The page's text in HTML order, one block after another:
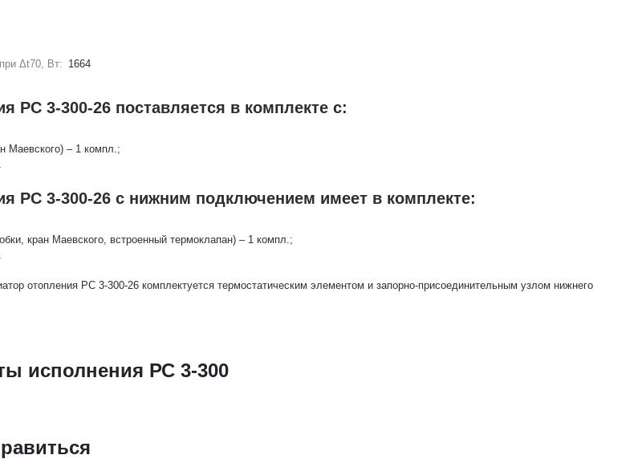
Δt70, Вт: 1664
РС 3-300-26 поставляется в комплекте с:
Маевского) – 1 компл.;
РС 3-300-26 с нижним подключением имеет в комплекте:
кран Маевского, встроенный термоклапан) – 1 компл.;
отопления РС 3-300-26 комплектуется термостатическим элементом и запорно-присоединительным узлом нижнего
исполнения РС 3-300